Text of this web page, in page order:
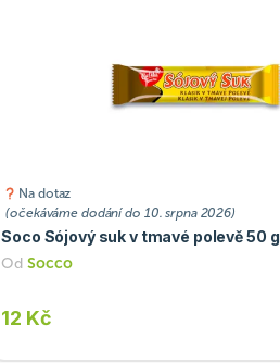
Na dotaz
(očekáváme dodání do 10. srpna 2026)
Soco Sójový suk v tmavé polevě 50 g
OdSocco
12 Kč